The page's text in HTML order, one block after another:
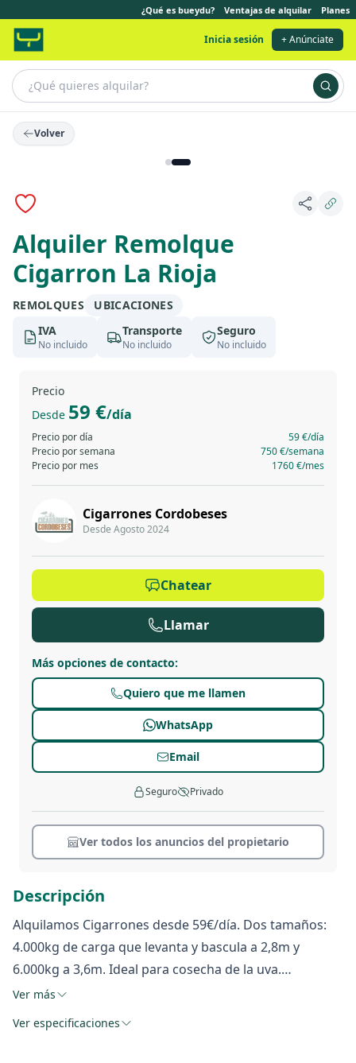
¿Qué es bueydu? Ventajas de alquilar Planes
Inicia sesión + Anúnciate
Volver
Alquiler Remolque
Cigarron La Rioja
REMOLQUES
UBICACIONES
IVA
No incluido
Transporte
No incluido
Seguro
No incluido
Descripción
Alquilamos Cigarrones desde 59€/día. Dos tamaños:
4.000kg de carga que levanta y bascula a 2,8m y
6.000kg a 3,6m. Ideal para cosecha de la uva.
Ubicación Córdoba A45 Km5 Salida 5. Ubicación Fuente
Ver más
Ver especificaciones
Precio
Desde 59 €/día
Precio por día 59 €/día
Precio por semana
750 €/semana
Precio por mes
1760 €/mes
Cigarrones Cordobeses
Desde Agosto 2024
Chatear
Llamar
Más opciones de contacto:
Quiero que me llamen
WhatsApp
Email
Seguro Privado
Ver todos los anuncios del propietario